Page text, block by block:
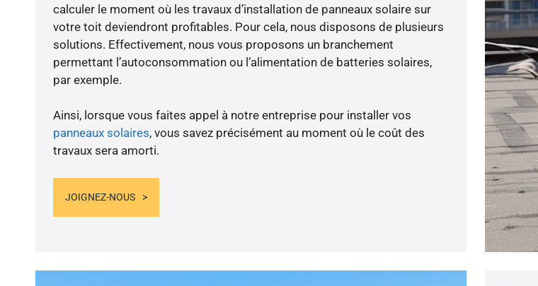
calculer le moment où les travaux d’installation de panneaux solaire sur
votre toit deviendront profitables. Pour cela, nous disposons de plusieurs
solutions. Effectivement, nous vous proposons un branchement
permettant l’autoconsommation ou l’alimentation de batteries solaires,
par exemple.
Ainsi, lorsque vous faites appel à notre entreprise pour installer vos
panneaux solaires, vous savez précisément au moment où le coût des
travaux sera amorti.
JOIGNEZ-NOUS